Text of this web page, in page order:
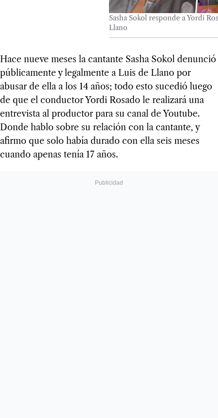
Sasha Sokol responde a Yordi
Llano
Hace nueve meses la cantante Sasha Sokol denunció
públicamente y legalmente a Luis de Llano por
abusar de ella a los 14 años; todo esto sucedió luego
de que el conductor Yordi Rosado le realizará una
entrevista al productor para su canal de Youtube.
Donde hablo sobre su relación con la cantante, y
afirmo que solo había durado con ella seis meses
cuando apenas tenía 17 años.